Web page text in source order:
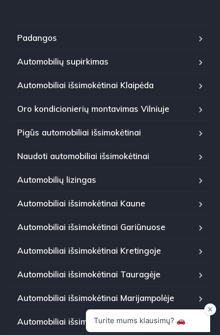
Padangos
Automobilių supirkimas
Automobiliai išsimokėtinai Klaipėda
Oro kondicionierių montavimas Vilniuje
Pigūs automobiliai išsimokėtinai
Naudoti automobiliai išsimokėtinai
Automobilių lizingas
Automobiliai išsimokėtinai Kaune
Automobiliai išsimokėtinai Gariūnuose
Automobiliai išsimokėtinai Kretingoje
Automobiliai išsimokėtinai Tauragėje
Automobiliai išsimokėtinai Marijampolėje
Automobiliai išsimokėtinai Panevėžyje